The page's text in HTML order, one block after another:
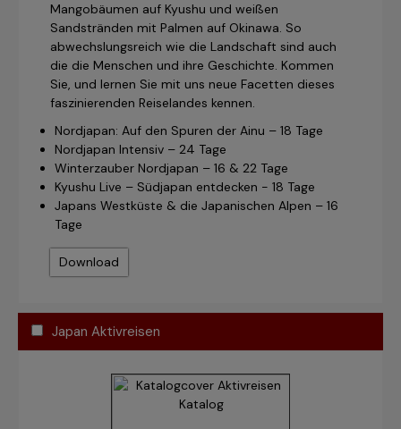
Mangobäumen auf Kyushu und weißen
Sandstränden mit Palmen auf Okinawa. So
abwechslungsreich wie die Landschaft sind auch
die die Menschen und ihre Geschichte. Kommen
Sie, und lernen Sie mit uns neue Facetten dieses
faszinierenden Reiselandes kennen.
Nordjapan: Auf den Spuren der Ainu – 18 Tage
Nordjapan Intensiv – 24 Tage
Winterzauber Nordjapan – 16 & 22 Tage
Kyushu Live – Südjapan entdecken - 18 Tage
Japans Westküste & die Japanischen Alpen – 16
Tage
Download
Japan Aktivreisen